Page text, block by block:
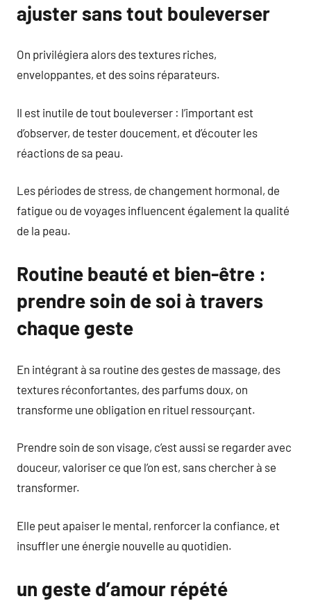
ajuster sans tout bouleverser
On privilégiera alors des textures riches,
enveloppantes, et des soins réparateurs.
Il est inutile de tout bouleverser : l’important est
d’observer, de tester doucement, et d’écouter les
réactions de sa peau.
Les périodes de stress, de changement hormonal, de
fatigue ou de voyages influencent également la qualité
de la peau.
Routine beauté et bien-être :
prendre soin de soi à travers
chaque geste
En intégrant à sa routine des gestes de massage, des
textures réconfortantes, des parfums doux, on
transforme une obligation en rituel ressourçant.
Prendre soin de son visage, c’est aussi se regarder avec
douceur, valoriser ce que l’on est, sans chercher à se
transformer.
Elle peut apaiser le mental, renforcer la confiance, et
insuffler une énergie nouvelle au quotidien.
un geste d’amour répété